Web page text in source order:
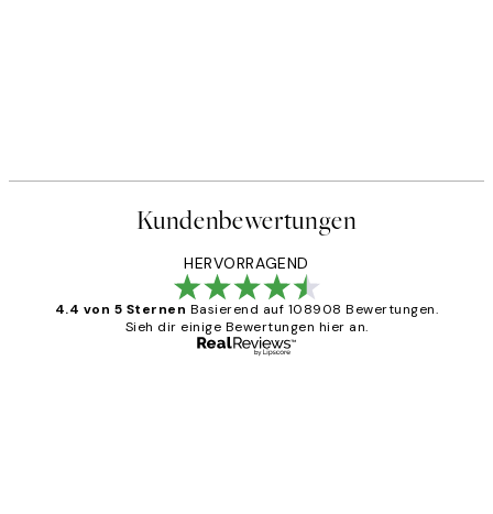
Kundenbewertungen
HERVORRAGEND
4.4 von 5 Sternen Basierend auf 108908 Bewertungen.
Sieh dir einige Bewertungen hier an.